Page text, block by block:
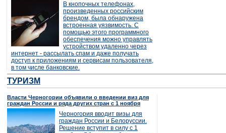
В кнопочных телефонах,
произведенных российским
брендом, была обнаружена
встроенная уязвимость. С
помощью этого программного
обеспечения можно управлять
устройством удаленно через
интернет - рассылать спам и даже получать
доступ к приложениям и сервисам пользователя,
в том числе банковские.
ТУРИЗМ
Власти Черногории объявили о введении виз для
граждан России и ряда других стран с 1 ноября
Черногория вводит визы для
граждан России и Белоруссии.
Решение вступит в силу с 1